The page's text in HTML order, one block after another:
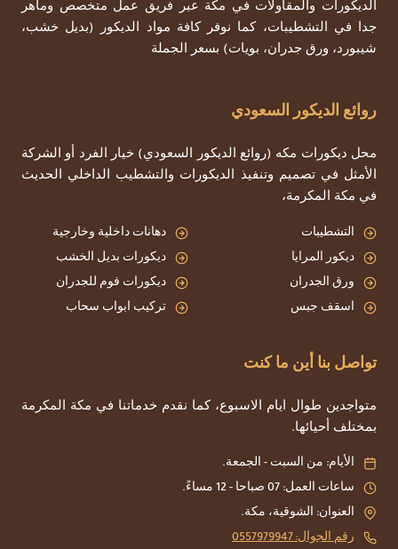
الديكورات والمقاولات في مكة عبر فريق عمل متخصص وماهر
جدا في التشطيبات، كما نوفر كافة مواد الديكور (بديل خشب،
شيبورد، ورق جدران، بويات) بسعر الجملة
روائع الديكور السعودي
محل ديكورات مكه (روائع الديكور السعودي) خيار الفرد أو الشركة
الأمثل في تصميم وتنفيذ الديكورات والتشطيب الداخلي الحديث
في مكة المكرمة،
التشطيبات
دهانات داخلية وخارجية
ديكور المرايا
ديكورات بديل الخشب
ورق الجدران
ديكورات فوم للجدران
اسقف جبس
تركيب ابواب سحاب
تواصل بنا أين ما كنت
متواجدين طوال ايام الاسبوع، كما نقدم خدماتنا في مكة المكرمة
بمختلف أحيائها.
الأيام: من السبت - الجمعة.
ساعات العمل: 07 صباحا - 12 مساءً.
العنوان: الشوقية، مكة.
رقم الجوال: 0557979947